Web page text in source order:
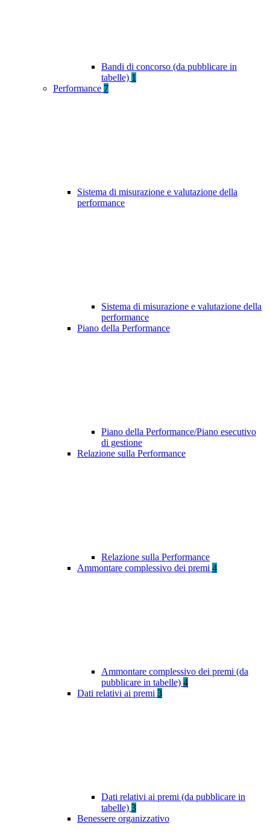
Bandi di concorso (da pubblicare in
tabelle) 1
Performance 7
Sistema di misurazione e valutazione della
performance
Sistema di misurazione e valutazione della
performance
Piano della Performance
Piano della Performance/Piano esecutivo
di gestione
Relazione sulla Performance
Relazione sulla Performance
Ammontare complessivo dei premi 4
Ammontare complessivo dei premi (da
pubblicare in tabelle) 4
Dati relativi ai premi 3
Dati relativi ai premi (da pubblicare in
tabelle) 3
Benessere organizzativo